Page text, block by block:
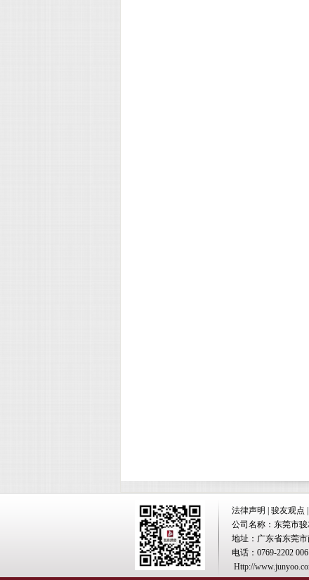
法律声明 骏友观点
公司名称：东莞市
地址：广东省东莞
电话：0769-2202
Http://